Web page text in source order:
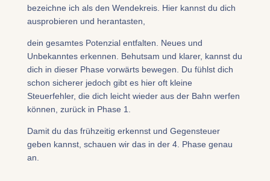
bezeichne ich als den Wendekreis. Hier kannst du dich
ausprobieren und herantasten,
dein gesamtes Potenzial entfalten. Neues und
Unbekanntes erkennen. Behutsam und klarer, kannst du
dich in dieser Phase vorwärts bewegen. Du fühlst dich
schon sicherer jedoch gibt es hier oft kleine
Steuerfehler, die dich leicht wieder aus der Bahn werfen
können, zurück in Phase 1.
Damit du das frühzeitig erkennst und Gegensteuer
geben kannst, schauen wir das in der 4. Phase genau
an.